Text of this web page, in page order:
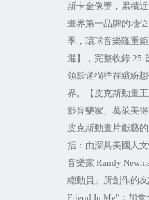
斯卡金像獎，累積近
畫界第一品牌的地位
季，環球音樂隆重
選】，完整收錄 25
領影迷徜徉在繽紛
界。【皮克斯動畫
影音樂家、葛萊美
皮克斯動畫片獻藝
括：由深具美國人
音樂家 Randy
總動員」所創作的
Friend In Me"；加拿